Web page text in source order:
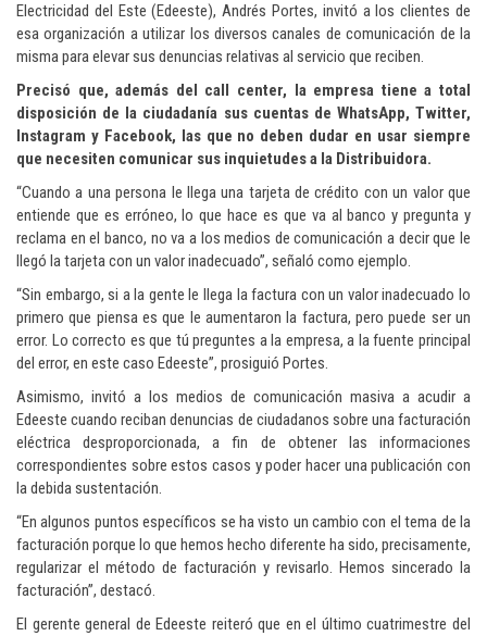
Electricidad del Este (Edeeste), Andrés Portes, invitó a los clientes de
esa organización a utilizar los diversos canales de comunicación de la
misma para elevar sus denuncias relativas al servicio que reciben.
Precisó que, además del call center, la empresa tiene a total
disposición de la ciudadanía sus cuentas de WhatsApp, Twitter,
Instagram y Facebook, las que no deben dudar en usar siempre
que necesiten comunicar sus inquietudes a la Distribuidora.
“Cuando a una persona le llega una tarjeta de crédito con un valor que
entiende que es erróneo, lo que hace es que va al banco y pregunta y
reclama en el banco, no va a los medios de comunicación a decir que le
llegó la tarjeta con un valor inadecuado”, señaló como ejemplo.
“Sin embargo, si a la gente le llega la factura con un valor inadecuado lo
primero que piensa es que le aumentaron la factura, pero puede ser un
error. Lo correcto es que tú preguntes a la empresa, a la fuente principal
del error, en este caso Edeeste”, prosiguió Portes.
Asimismo, invitó a los medios de comunicación masiva a acudir a
Edeeste cuando reciban denuncias de ciudadanos sobre una facturación
eléctrica desproporcionada, a fin de obtener las informaciones
correspondientes sobre estos casos y poder hacer una publicación con
la debida sustentación.
“En algunos puntos específicos se ha visto un cambio con el tema de la
facturación porque lo que hemos hecho diferente ha sido, precisamente,
regularizar el método de facturación y revisarlo. Hemos sincerado la
facturación”, destacó.
El gerente general de Edeeste reiteró que en el último cuatrimestre del